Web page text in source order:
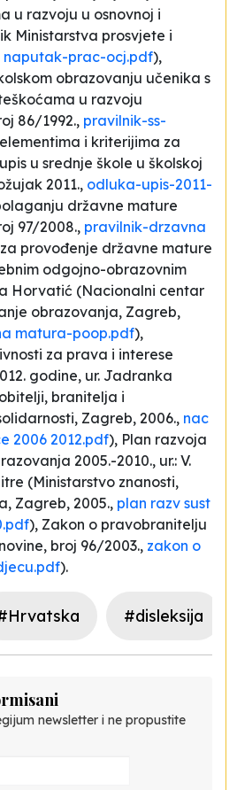
u razvoju u osnovnoj i
Ministarstva prosvjete i
naputak-prac-ocj.pdf),
obrazovanju učenika s
u razvoju
86/1992., pravilnik-ss-
i kriterijima za
u srednje škole u školskoj
2011., odluka-upis-2011-
državne mature
97/2008., pravilnik-drzavna
provođenje državne mature
odgojno-obrazovnim
Horvatić (Nacionalni centar
obrazovanja, Zagreb,
matura-poop.pdf),
za prava i interese
godine, ur. Jadranka
branitelja i
Zagreb, 2006., nac
2006 2012.pdf), Plan razvoja
2005.-2010., ur.: V.
(Ministarstvo znanosti,
Zagreb, 2005., plan razv sust
), Zakon o pravobranitelju
, broj 96/2003., zakon o
).
#disleksija
newsletter i ne propustite